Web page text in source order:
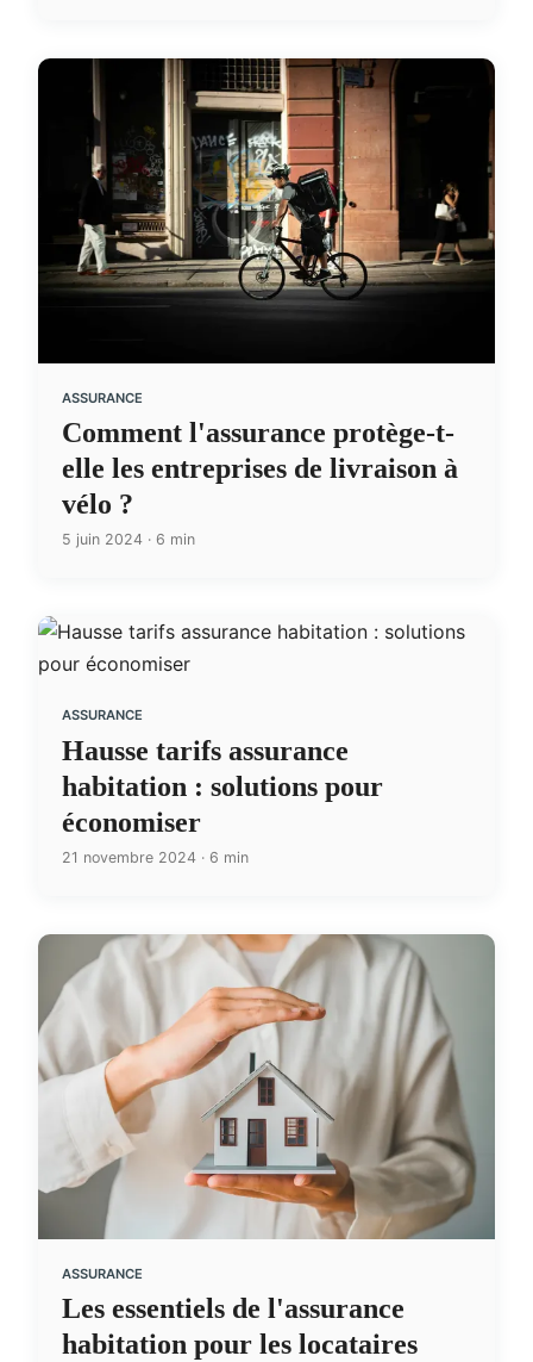
ASSURANCE
Comment l'assurance protège-t-
elle les entreprises de livraison à
vélo ?
5 juin 2024 · 6 min
ASSURANCE
Hausse tarifs assurance
habitation : solutions pour
économiser
21 novembre 2024 · 6 min
ASSURANCE
Les essentiels de l'assurance
habitation pour les locataires